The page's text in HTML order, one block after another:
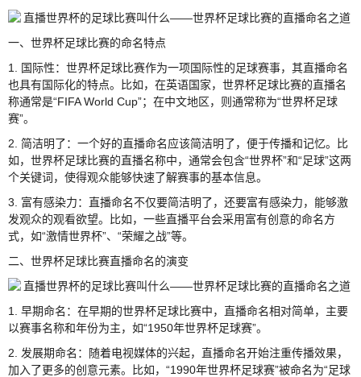
一、世界杯足球比赛的命名特点
1. 国际性：世界杯足球比赛作为一项国际性的足球赛事，其直播命名
也具有国际化的特点。比如，在英语国家，世界杯足球比赛的直播名
称通常是“FIFA World Cup”；在中文地区，则通常称为“世界杯足球
赛”。
2. 简洁明了：一个好的直播命名应该简洁明了，便于传播和记忆。比
如，世界杯足球比赛的直播名称中，通常会包含“世界杯”和“足球”这两
个关键词，使得观众能够快速了解赛事的基本信息。
3. 富有感染力：直播命名不仅要简洁明了，还要富有感染力，能够激
发观众的观看欲望。比如，一些直播平台会采用富有创意的命名方
式，如“激情世界杯”、“荣耀之战”等。
二、世界杯足球比赛直播命名的演变
1. 早期命名：在早期的世界杯足球比赛中，直播命名相对简单，主要
以赛事名称和年份为主，如“1950年世界杯足球赛”。
2. 发展期命名：随着电视媒体的兴起，直播命名开始注重传播效果，
加入了更多的创意元素。比如，“1990年世界杯足球赛”被命名为“足球